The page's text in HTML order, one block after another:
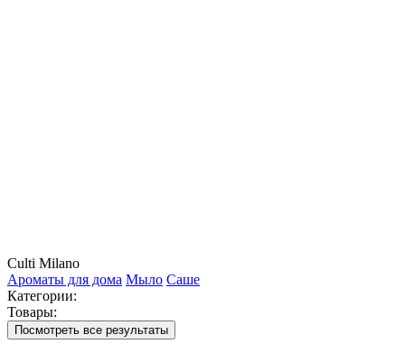
Culti Milano
Ароматы для дома Мыло Саше
Категории:
Товары:
Посмотреть все результаты